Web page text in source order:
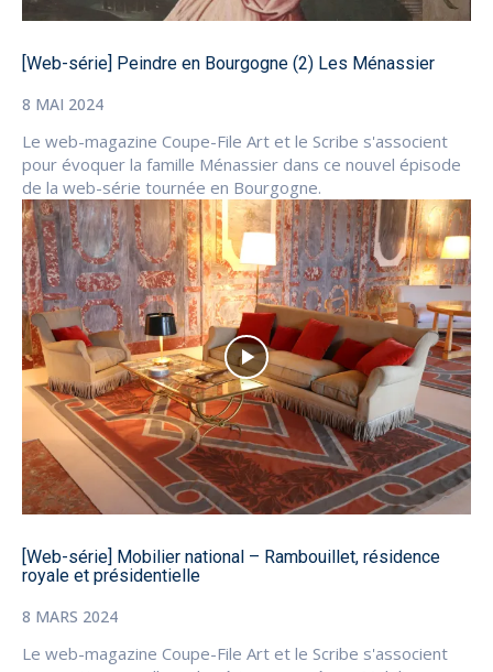
[Web-série] Peindre en Bourgogne (2) Les Ménassier
8 MAI 2024
Le web-magazine Coupe-File Art et le Scribe s'associent
pour évoquer la famille Ménassier dans ce nouvel épisode
de la web-série tournée en Bourgogne.
[Web-série] Mobilier national – Rambouillet, résidence
royale et présidentielle
8 MARS 2024
Le web-magazine Coupe-File Art et le Scribe s'associent